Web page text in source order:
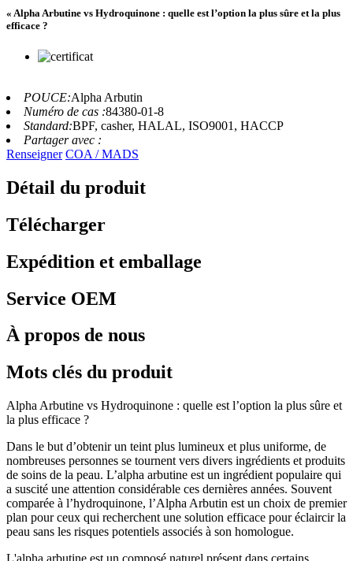
« Alpha Arbutine vs Hydroquinone : quelle est l’option la plus sûre et la plus
efficace ?
POUCE:Alpha Arbutin
Numéro de cas :84380-01-8
Standard:BPF, casher, HALAL, ISO9001, HACCP
Partager avec :
Renseigner COA / MADS
Détail du produit
Télécharger
Expédition et emballage
Service OEM
À propos de nous
Mots clés du produit
Alpha Arbutine vs Hydroquinone : quelle est l’option la plus sûre et
la plus efficace ?
Dans le but d’obtenir un teint plus lumineux et plus uniforme, de
nombreuses personnes se tournent vers divers ingrédients et produits
de soins de la peau. L’alpha arbutine est un ingrédient populaire qui
a suscité une attention considérable ces dernières années. Souvent
comparée à l’hydroquinone, l’Alpha Arbutin est un choix de premier
plan pour ceux qui recherchent une solution efficace pour éclaircir la
peau sans les risques potentiels associés à son homologue.